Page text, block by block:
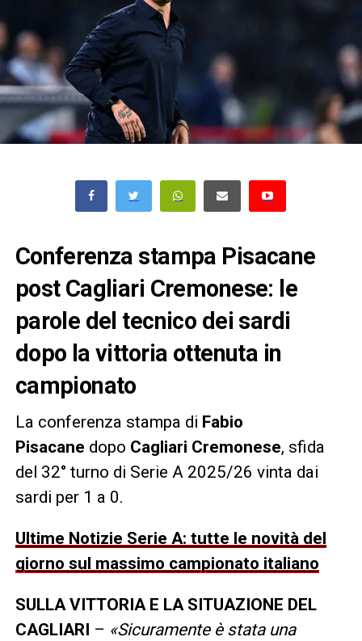
Conferenza stampa Pisacane
post Cagliari Cremonese: le
parole del tecnico dei sardi
dopo la vittoria ottenuta in
campionato
La conferenza stampa di Fabio
Pisacane dopo Cagliari Cremonese, sfida
del 32° turno di Serie A 2025/26 vinta dai
sardi per 1 a 0.
Ultime Notizie Serie A: tutte le novità del
giorno sul massimo campionato italiano
SULLA VITTORIA E LA SITUAZIONE DEL
CAGLIARI – «Sicuramente è stata una